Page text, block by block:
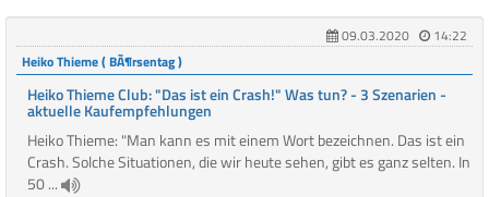
09.03.2020
14:22
Heiko Thieme ( BÃ¶rsentag )
Heiko Thieme Club: "Das ist ein Crash!" Was tun? - 3 Szenarien -
aktuelle Kaufempfehlungen
Heiko Thieme: "Man kann es mit einem Wort bezeichnen. Das ist ein
Crash. Solche Situationen, die wir heute sehen, gibt es ganz selten. In
50 ...